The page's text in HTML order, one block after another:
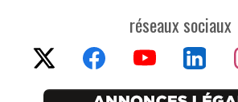
réseaux sociaux